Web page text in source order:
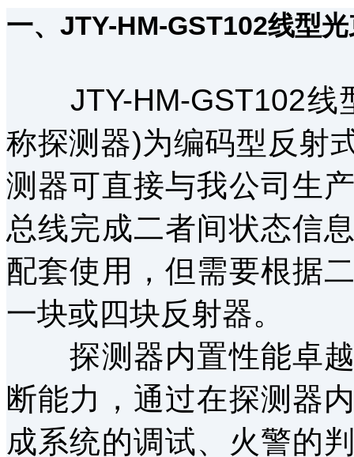
一、JTY-HM-GST102线型
JTY-HM-GST102线
称探测器)为编码型反射
测器可直接与我公司生
总线完成二者间状态信
配套使用，但需要根据
一块或四块反射器。
探测器内置性能卓越
断能力，通过在探测器
成系统的调试、火警的